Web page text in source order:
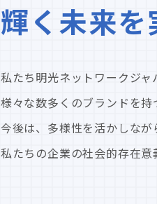
輝く未来を
私たち明光ネットワークジャ
様々な数多くのブランドを持
今後は、多様性を活かしなが
私たちの企業の社会的存在